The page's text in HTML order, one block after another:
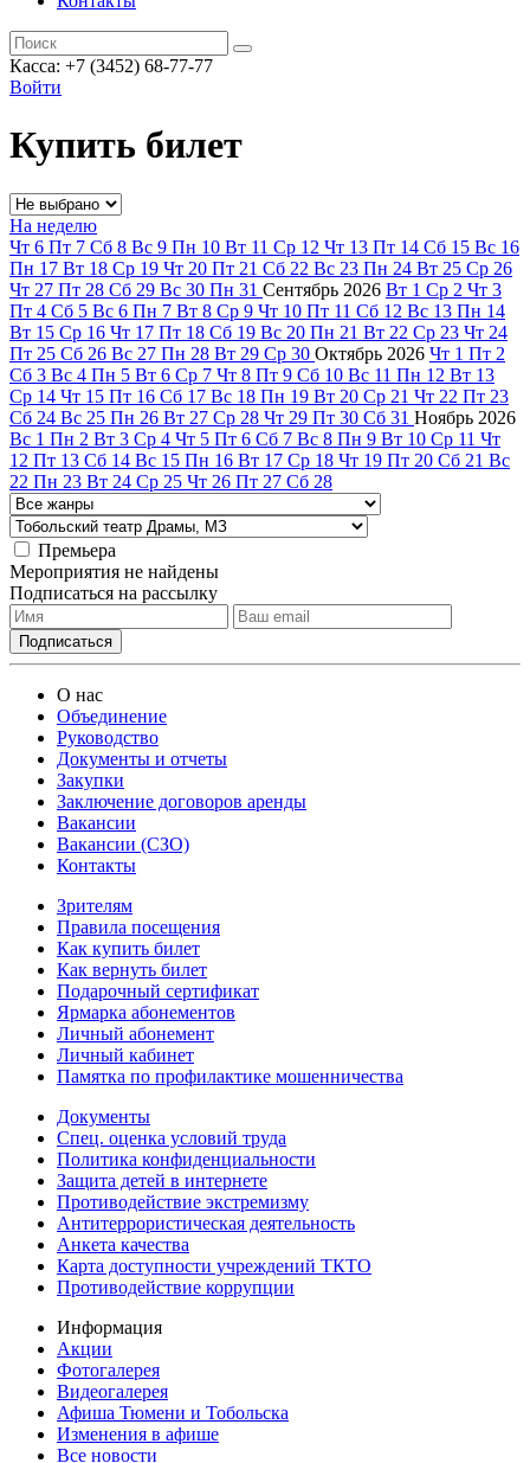
Касса: +7 (3452) 68-77-77
Войти
Купить билет
На неделю
Чт 6 Пт 7 Сб 8 Вс 9 Пн 10 Вт 11 Ср 12 Чт 13 Пт 14 Сб 15 Вс 16
Пн 17 Вт 18 Ср 19 Чт 20 Пт 21 Сб 22 Вс 23 Пн 24 Вт 25 Ср 26
Чт 27 Пт 28 Сб 29 Вс 30 Пн 31 Сентябрь 2026 Вт 1 Ср 2 Чт 3
Пт 4 Сб 5 Вс 6 Пн 7 Вт 8 Ср 9 Чт 10 Пт 11 Сб 12 Вс 13 Пн 14
Вт 15 Ср 16 Чт 17 Пт 18 Сб 19 Вс 20 Пн 21 Вт 22 Ср 23 Чт 24
Пт 25 Сб 26 Вс 27 Пн 28 Вт 29 Ср 30 Октябрь 2026 Чт 1 Пт 2
Сб 3 Вс 4 Пн 5 Вт 6 Ср 7 Чт 8 Пт 9 Сб 10 Вс 11 Пн 12 Вт 13
Ср 14 Чт 15 Пт 16 Сб 17 Вс 18 Пн 19 Вт 20 Ср 21 Чт 22 Пт 23
Сб 24 Вс 25 Пн 26 Вт 27 Ср 28 Чт 29 Пт 30 Сб 31 Ноябрь 2026
Вс 1 Пн 2 Вт 3 Ср 4 Чт 5 Пт 6 Сб 7 Вс 8 Пн 9 Вт 10 Ср 11 Чт
12 Пт 13 Сб 14 Вс 15 Пн 16 Вт 17 Ср 18 Чт 19 Пт 20 Сб 21 Вс
22 Пн 23 Вт 24 Ср 25 Чт 26 Пт 27 Сб 28
Премьера
Мероприятия не найдены
Подписаться на рассылку
О нас
Объединение
Руководство
Документы и отчеты
Закупки
Заключение договоров аренды
Вакансии
Вакансии (СЗО)
Контакты
Зрителям
Правила посещения
Как купить билет
Как вернуть билет
Подарочный сертификат
Ярмарка абонементов
Личный абонемент
Личный кабинет
Памятка по профилактике мошенничества
Документы
Спец. оценка условий труда
Политика конфиденциальности
Защита детей в интернете
Противодействие экстремизму
Антитеррористическая деятельность
Анкета качества
Карта доступности учреждений ТКТО
Противодействие коррупции
Информация
Акции
Фотогалерея
Видеогалерея
Афиша Тюмени и Тобольска
Изменения в афише
Все новости